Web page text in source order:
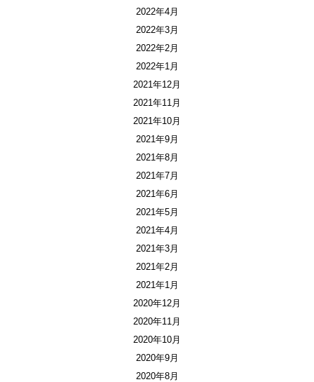
2022年4月
2022年3月
2022年2月
2022年1月
2021年12月
2021年11月
2021年10月
2021年9月
2021年8月
2021年7月
2021年6月
2021年5月
2021年4月
2021年3月
2021年2月
2021年1月
2020年12月
2020年11月
2020年10月
2020年9月
2020年8月